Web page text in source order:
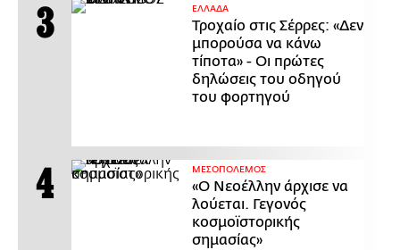
ΕΛΛΑΔΑ
Τροχαίο στις Σέρρες: «Δεν
μπορούσα να κάνω
τίποτα» - Οι πρώτες
δηλώσεις του οδηγού
του φορτηγού
ΜΕΣΟΠΟΛΕΜΟΣ
«Ο Νεοέλλην άρχισε να
λούεται. Γεγονός
κοσμοϊστορικής
σημασίας»